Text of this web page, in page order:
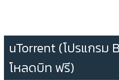
uTorrent (โปรแกร
โหลดบิท ฟรี)